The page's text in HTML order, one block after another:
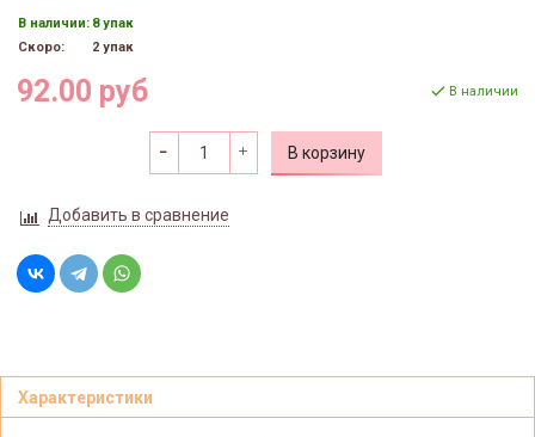
В наличии: 8 упак
Скоро:
2 упак
92.00 руб В наличии
В корзину
Добавить в сравнение
Характеристики